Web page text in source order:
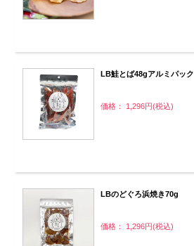
LB鮭とば48gアルミパック
価格： 1,296円(税込)
LBのどぐろ浜焼き70g
価格： 1,296円(税込)